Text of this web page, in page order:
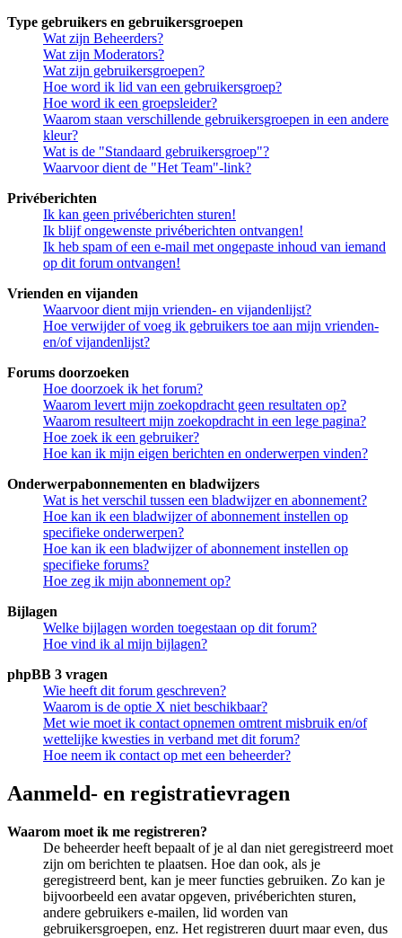
Type gebruikers en gebruikersgroepen
Wat zijn Beheerders?
Wat zijn Moderators?
Wat zijn gebruikersgroepen?
Hoe word ik lid van een gebruikersgroep?
Hoe word ik een groepsleider?
Waarom staan verschillende gebruikersgroepen in een andere
kleur?
Wat is de "Standaard gebruikersgroep"?
Waarvoor dient de "Het Team"-link?
Privéberichten
Ik kan geen privéberichten sturen!
Ik blijf ongewenste privéberichten ontvangen!
Ik heb spam of een e-mail met ongepaste inhoud van iemand
op dit forum ontvangen!
Vrienden en vijanden
Waarvoor dient mijn vrienden- en vijandenlijst?
Hoe verwijder of voeg ik gebruikers toe aan mijn vrienden-
en/of vijandenlijst?
Forums doorzoeken
Hoe doorzoek ik het forum?
Waarom levert mijn zoekopdracht geen resultaten op?
Waarom resulteert mijn zoekopdracht in een lege pagina?
Hoe zoek ik een gebruiker?
Hoe kan ik mijn eigen berichten en onderwerpen vinden?
Onderwerpabonnementen en bladwijzers
Wat is het verschil tussen een bladwijzer en abonnement?
Hoe kan ik een bladwijzer of abonnement instellen op
specifieke onderwerpen?
Hoe kan ik een bladwijzer of abonnement instellen op
specifieke forums?
Hoe zeg ik mijn abonnement op?
Bijlagen
Welke bijlagen worden toegestaan op dit forum?
Hoe vind ik al mijn bijlagen?
phpBB 3 vragen
Wie heeft dit forum geschreven?
Waarom is de optie X niet beschikbaar?
Met wie moet ik contact opnemen omtrent misbruik en/of
wettelijke kwesties in verband met dit forum?
Hoe neem ik contact op met een beheerder?
Aanmeld- en registratievragen
Waarom moet ik me registreren?
De beheerder heeft bepaalt of je al dan niet geregistreerd moet
zijn om berichten te plaatsen. Hoe dan ook, als je
geregistreerd bent, kan je meer functies gebruiken. Zo kan je
bijvoorbeeld een avatar opgeven, privéberichten sturen,
andere gebruikers e-mailen, lid worden van
gebruikersgroepen, enz. Het registreren duurt maar even, dus